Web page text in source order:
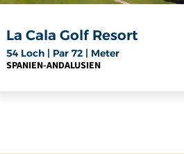
La Cala Golf Resort
54 Loch | Par 72 | Meter
SPANIEN-ANDALUSIEN